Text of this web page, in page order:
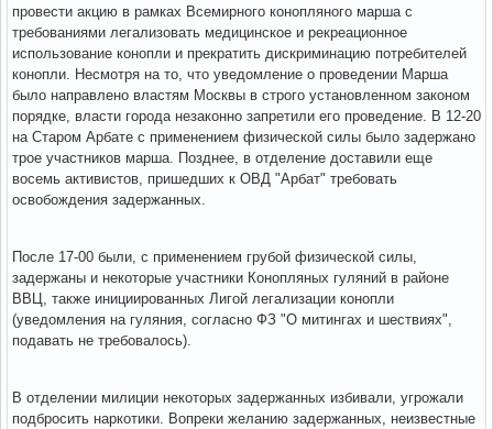
провести акцию в рамках Всемирного конопляного марша с
требованиями легализовать медицинское и рекреационное
использование конопли и прекратить дискриминацию потребителей
конопли. Несмотря на то, что уведомление о проведении Марша
было направлено властям Москвы в строго установленном законом
порядке, власти города незаконно запретили его проведение. В 12-20
на Старом Арбате с применением физической силы было задержано
трое участников марша. Позднее, в отделение доставили еще
восемь активистов, пришедших к ОВД "Арбат" требовать
освобождения задержанных.
После 17-00 были, с применением грубой физической силы,
задержаны и некоторые участники Конопляных гуляний в районе
ВВЦ, также инициированных Лигой легализации конопли
(уведомления на гуляния, согласно ФЗ "О митингах и шествиях",
подавать не требовалось).
В отделении милиции некоторых задержанных избивали, угрожали
подбросить наркотики. Вопреки желанию задержанных, неизвестные